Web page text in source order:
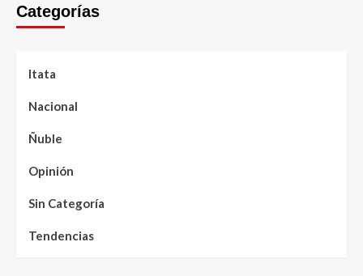
Categorías
Itata
Nacional
Ñuble
Opinión
Sin Categoría
Tendencias